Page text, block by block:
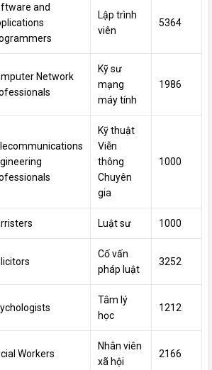
and
Lập trình
viên
5364
Network
Kỹ sư
mạng
máy tính
1986
Kỹ thuật
Viễn
thông
Chuyên
gia
1000
Luật sư 1000
Cố vấn
pháp luật
3252
Tâm lý
học
1212
Workers
Nhân viên
xã hội
2166